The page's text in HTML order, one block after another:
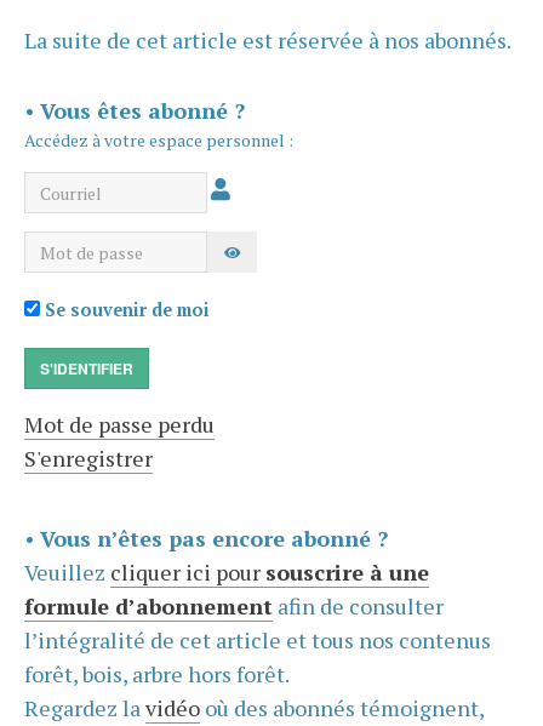
La suite de cet article est réservée à nos abonnés.
• Vous êtes abonné ?
Accédez à votre espace personnel :
Courriel
Mot de passe AFFICHER LE MOT DE PASSE
Se souvenir de moi
S'IDENTIFIER
Mot de passe perdu
S'enregistrer
• Vous n’êtes pas encore abonné ?
Veuillez cliquer ici pour souscrire à une
formule d’abonnement afin de consulter
l’intégralité de cet article et tous nos contenus
forêt, bois, arbre hors forêt.
Regardez lavidéo où des abonnés témoignent,